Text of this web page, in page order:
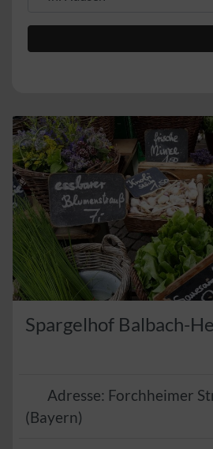
Spargelhof Balbach-
Adresse: Forchheimer
(Bayern)